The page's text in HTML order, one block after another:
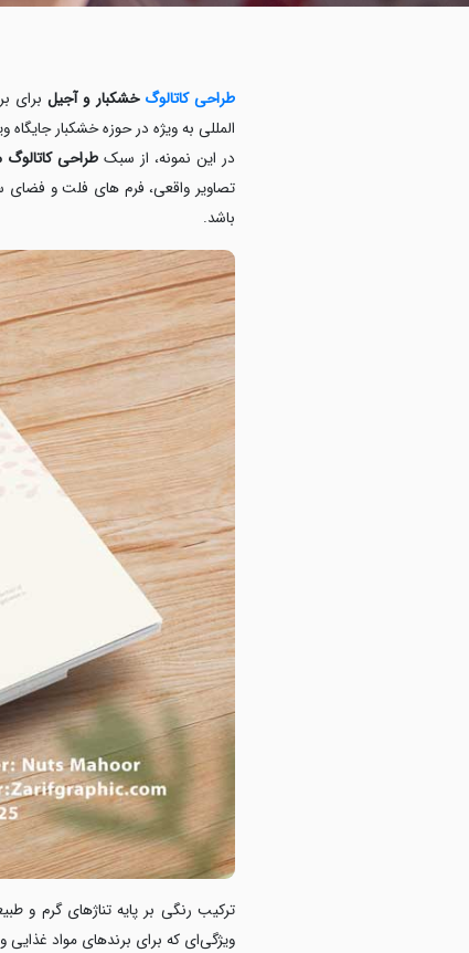
طراحی کاتالوگ خشکبار و آجیلبرای
المللی به‌ ویژه در حوزه خشکبار جایگاه
در این نمونه، از سبکطراحی کاتالوگ
تصاویر واقعی، فرم های فلت و فضای
باشد.
ترکیب رنگی بر پایه تناژهای گرم و
ویژگی‌ای که برای برندهای مواد غذایی